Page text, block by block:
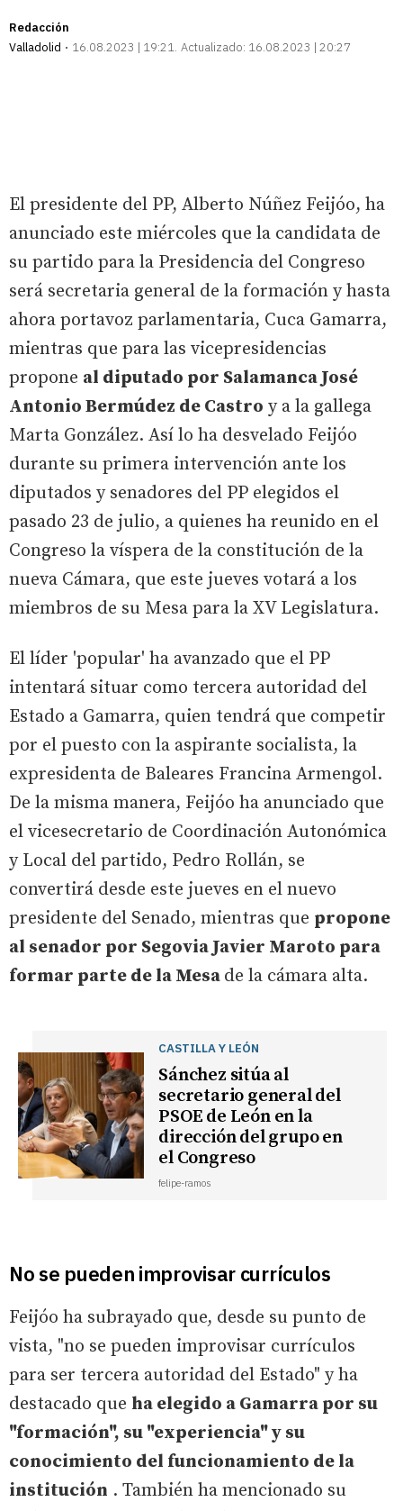
Redacción
Valladolid
16.08.2023 | 19:21 Actualizado: 16.08.2023 | 20:27
El presidente del PP, Alberto Núñez Feijóo, ha
anunciado este miércoles que la candidata de
su partido para la Presidencia del Congreso
será secretaria general de la formación y hasta
ahora portavoz parlamentaria, Cuca Gamarra,
mientras que para las vicepresidencias
propone al diputado por Salamanca José
Antonio Bermúdez de Castro y a la gallega
Marta González. Así lo ha desvelado Feijóo
durante su primera intervención ante los
diputados y senadores del PP elegidos el
pasado 23 de julio, a quienes ha reunido en el
Congreso la víspera de la constitución de la
nueva Cámara, que este jueves votará a los
miembros de su Mesa para la XV Legislatura.
El líder 'popular' ha avanzado que el PP
intentará situar como tercera autoridad del
Estado a Gamarra, quien tendrá que competir
por el puesto con la aspirante socialista, la
expresidenta de Baleares Francina Armengol.
De la misma manera, Feijóo ha anunciado que
el vicesecretario de Coordinación Autonómica
y Local del partido, Pedro Rollán, se
convertirá desde este jueves en el nuevo
presidente del Senado, mientras que propone
al senador por Segovia Javier Maroto para
formar parte de la Mesa de la cámara alta.
CASTILLA Y LEÓN
Sánchez sitúa al
secretario general del
PSOE de León en la
dirección del grupo en
el Congreso
felipe-ramos
No se pueden improvisar currículos
Feijóo ha subrayado que, desde su punto de
vista, "no se pueden improvisar currículos
para ser tercera autoridad del Estado" y ha
destacado que ha elegido a Gamarra por su
"formación", su "experiencia" y su
conocimiento del funcionamiento de la
institución . También ha mencionado su